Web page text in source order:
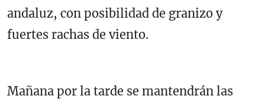
andaluz, con posibilidad de granizo y
fuertes rachas de viento.
Mañana por la tarde se mantendrán las